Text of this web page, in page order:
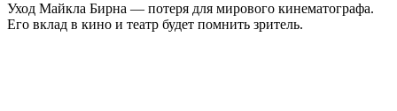
Уход Майкла Бирна — потеря для мирового кинематографа.
Его вклад в кино и театр будет помнить зритель.